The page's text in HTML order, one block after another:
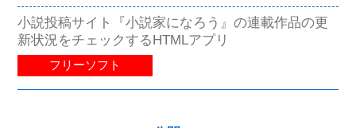
小説投稿サイト『小説家になろう』の連載作品の更
新状況をチェックするHTMLアプリ
フリーソフト